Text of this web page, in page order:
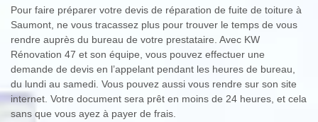
Pour faire préparer votre devis de réparation de fuite de toiture à
Saumont, ne vous tracassez plus pour trouver le temps de vous
rendre auprès du bureau de votre prestataire. Avec KW
Rénovation 47 et son équipe, vous pouvez effectuer une
demande de devis en l’appelant pendant les heures de bureau,
du lundi au samedi. Vous pouvez aussi vous rendre sur son site
internet. Votre document sera prêt en moins de 24 heures, et cela
sans que vous ayez à payer de frais.